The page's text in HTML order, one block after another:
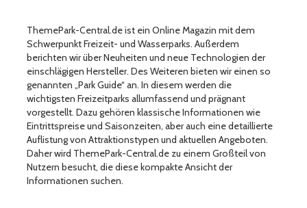
ThemePark-Central.de ist ein Online Magazin mit dem
Schwerpunkt Freizeit- und Wasserparks. Außerdem
berichten wir über Neuheiten und neue Technologien der
einschlägigen Hersteller. Des Weiteren bieten wir einen so
genannten „Park Guide“ an. In diesem werden die
wichtigsten Freizeitparks allumfassend und prägnant
vorgestellt. Dazu gehören klassische Informationen wie
Eintrittspreise und Saisonzeiten, aber auch eine detaillierte
Auflistung von Attraktionstypen und aktuellen Angeboten.
Daher wird ThemePark-Central.de zu einem Großteil von
Nutzern besucht, die diese kompakte Ansicht der
Informationen suchen.